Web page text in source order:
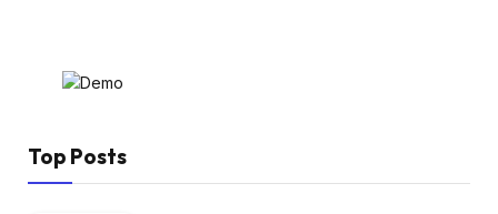
Top Posts